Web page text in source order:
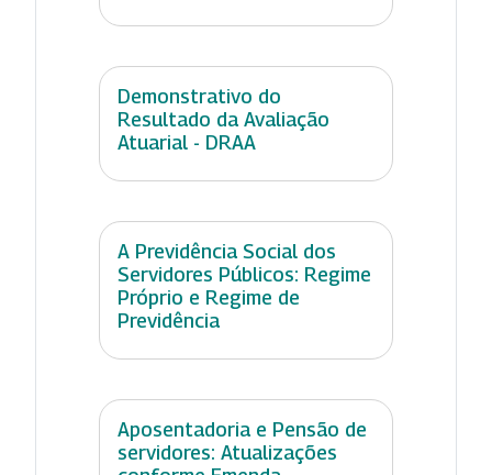
Demonstrativo do
Resultado da Avaliação
Atuarial - DRAA
A Previdência Social dos
Servidores Públicos: Regime
Próprio e Regime de
Previdência
Aposentadoria e Pensão de
servidores: Atualizações